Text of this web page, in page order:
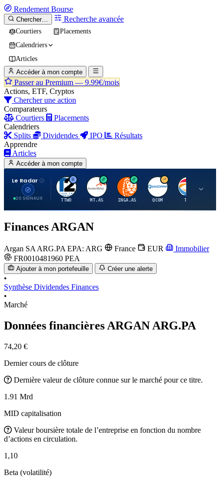
Rendement Bourse
Chercher… Recherche avancée
Courtiers
Placements
Calendriers
Articles
Accéder à mon compte
Passer au Premium — 9.99€/mois
Actions, ETF, Cryptos
Chercher une action
Comparateurs
Courtiers
Placements
Calendriers
Splits
Dividendes IPO
Résultats
Apprendre
Articles
Accéder à mon compte
Le Radar
20 SIGNAUX
T
TTWO
A
MT.AS
I
INGA.AS
Q
QCOM
T
TTE
Finances ARGAN
Argan SA ARG.PA EPA: ARG France EUR
Immobilier
FR0010481960 PEA
Ajouter à mon portefeuille Créer une alerte
•
Synthèse Dividendes Finances
•
Marché
Données financières ARGAN ARG.PA
74,20 €
Dernier cours de clôture
Dernière valeur de clôture connue sur le marché pour ce titre.
1.91 Mrd
MID capitalisation
Valeur boursière totale de l’entreprise en fonction du nombre
d’actions en circulation.
1,10
Beta (volatilité)